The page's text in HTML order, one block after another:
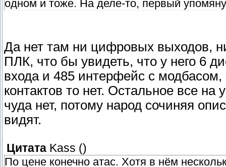
одном и тоже. На деле-то, первый
Да нет там ни цифровых выходов,
ПЛК, что бы увидеть, что у него 6
входа и 485 интерфейс с
контактов то нет. Остальное все
чуда нет, потому народ сочиняя
видят.
Цитата Kass ()
По цене конечно атас. Хотя в нём